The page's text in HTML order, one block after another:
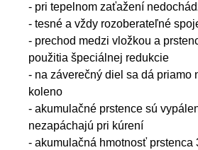
- pri tepelnom zaťažení
- tesné a vždy rozoberateľné
- prechod medzi vložkou a
použitia špeciálnej redukcie
- na záverečný diel sa dá priamo
koleno
- akumulačné prstence sú
nezapáchajú pri kúrení
- akumulačná hmotnosť prstenca